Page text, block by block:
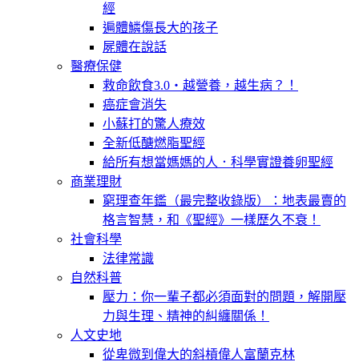
經
遍體鱗傷長大的孩子
屍體在說話
醫療保健
救命飲食3.0‧越營養，越生病？！
癌症會消失
小蘇打的驚人療效
全新低醣燃脂聖經
給所有想當媽媽的人．科學實證養卵聖經
商業理財
窮理查年鑑（最完整收錄版）：地表最賣的
格言智慧，和《聖經》一樣歷久不衰！
社會科學
法律常識
自然科普
壓力：你一輩子都必須面對的問題，解開壓
力與生理、精神的糾纏關係！
人文史地
從卑微到偉大的斜槓偉人富蘭克林